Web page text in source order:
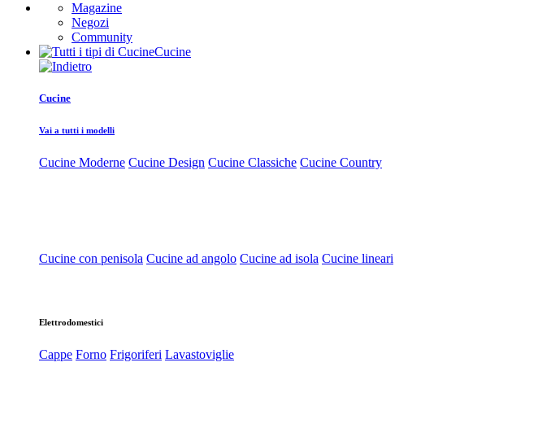
Magazine
Negozi
Community
Cucine
Cucine
Vai a tutti i modelli
Cucine Moderne Cucine Design Cucine Classiche Cucine Country
Cucine con penisola Cucine ad angolo Cucine ad isola Cucine lineari
Elettrodomestici
Cappe Forno Frigoriferi Lavastoviglie